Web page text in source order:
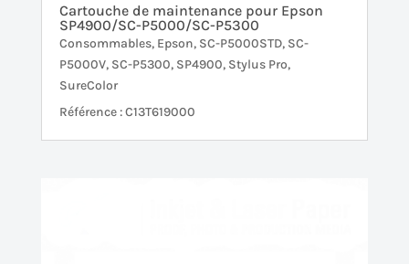
Cartouche de maintenance pour Epson
SP4900/SC-P5000/SC-P5300
Consommables, Epson, SC-P5000STD, SC-
P5000V, SC-P5300, SP4900, Stylus Pro,
SureColor
Référence : C13T619000